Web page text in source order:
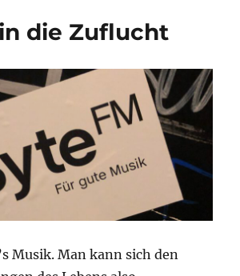
die Zuflucht
Musik. Man kann sich den